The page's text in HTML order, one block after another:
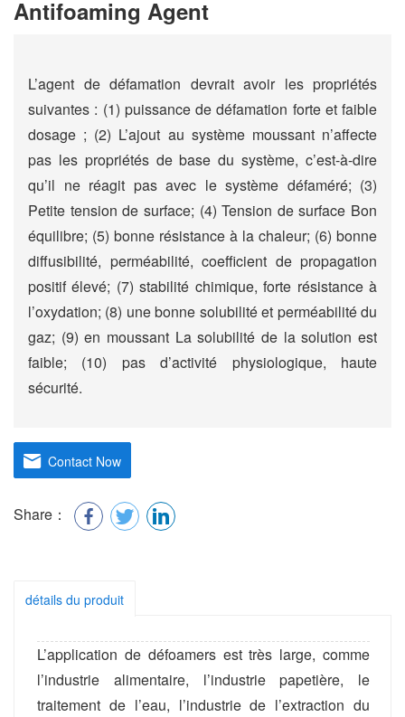
Antifoaming Agent
L’agent de défamation devrait avoir les propriétés
suivantes : (1) puissance de défamation forte et faible
dosage ; (2) L’ajout au système moussant n’affecte
pas les propriétés de base du système, c’est-à-dire
qu’il ne réagit pas avec le système défaméré; (3)
Petite tension de surface; (4) Tension de surface Bon
équilibre; (5) bonne résistance à la chaleur; (6) bonne
diffusibilité, perméabilité, coefficient de propagation
positif élevé; (7) stabilité chimique, forte résistance à
l’oxydation; (8) une bonne solubilité et perméabilité du
gaz; (9) en moussant La solubilité de la solution est
faible; (10) pas d’activité physiologique, haute
sécurité.
Contact Now
Share：
détails du produit
L’application de défoamers est très large, comme
l’industrie alimentaire, l’industrie papetière, le
traitement de l’eau, l’industrie de l’extraction du